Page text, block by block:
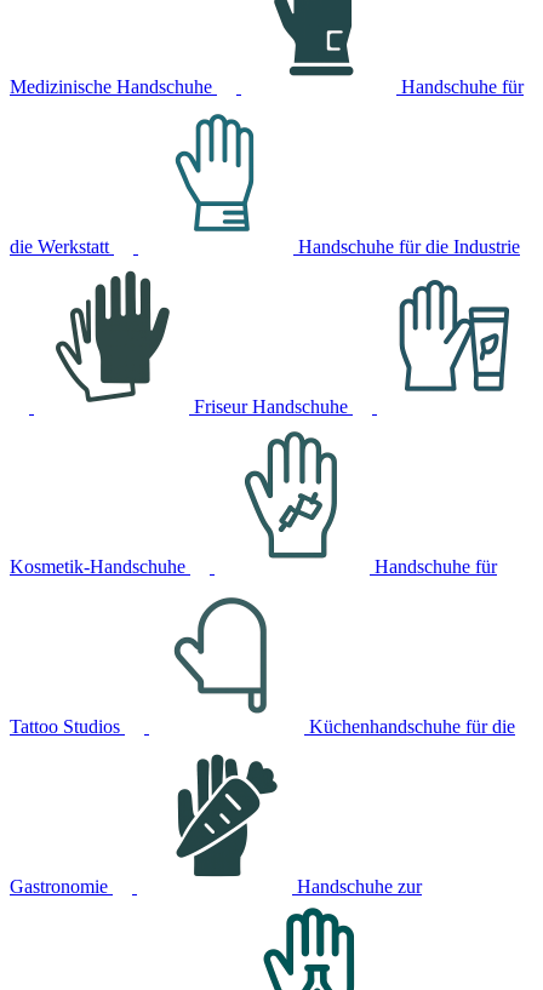
Medizinische Handschuhe Handschuhe für
die Werkstatt Handschuhe für die Industrie
Friseur Handschuhe
Kosmetik-Handschuhe Handschuhe für
Tattoo Studios Küchenhandschuhe für die
Gastronomie Handschuhe zur